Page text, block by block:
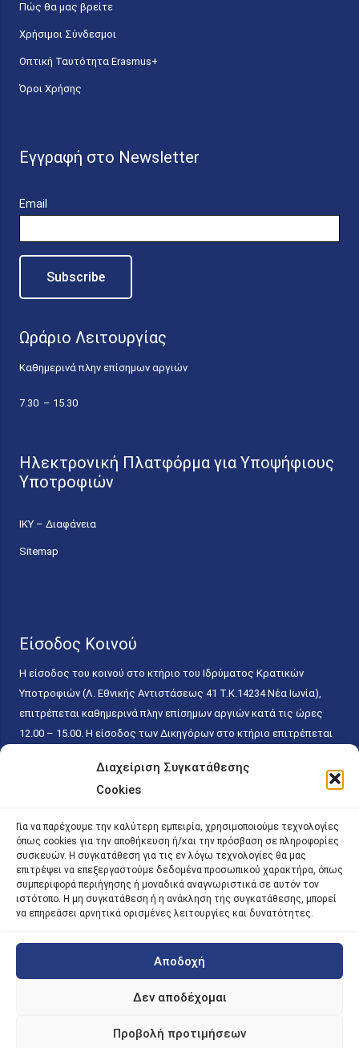
Διαχείριση Συγκατάθεσης
Cookies
Για να παρέχουμε την καλύτερη εμπειρία, χρησιμοποιούμε τεχνολογίες
όπως cookies για την αποθήκευση ή/και την πρόσβαση σε πληροφορίες
συσκευών. Η συγκατάθεση για τις εν λόγω τεχνολογίες θα μας
επιτρέψει να επεξεργαστούμε δεδομένα προσωπικού χαρακτήρα, όπως
συμπεριφορά περιήγησης ή μοναδικά αναγνωριστικά σε αυτόν τον
ιστότοπο. Η μη συγκατάθεση ή η ανάκληση της συγκατάθεσης, μπορεί
να επηρεάσει αρνητικά ορισμένες λειτουργίες και δυνατότητες.
Αποδοχή
Δεν αποδέχομαι
Προβολή προτιμήσεων
Πώς θα μας βρείτε
Χρήσιμοι Σύνδεσμοι
Οπτική Ταυτότητα Erasmus+
Όροι Χρήσης
Εγγραφή στο Newsletter
Email
Ωράριο Λειτουργίας
Καθημερινά πλην επίσημων αργιών
7.30 – 15.30
Ηλεκτρονική Πλατφόρμα για Υποψήφιους
Υποτροφιών
ΙΚΥ – Διαφάνεια
Sitemap
Είσοδος Κοινού
Η είσοδος του κοινού στο κτήριο του Ιδρύματος Κρατικών
Υποτροφιών (Λ. Εθνικής Αντιστάσεως 41 T.K.14234 Νέα Ιωνία),
επιτρέπεται καθημερινά πλην επίσημων αργιών κατά τις ώρες
12.00 – 15.00. Η είσοδος των Δικηγόρων στο κτήριο επιτρέπεται
κάθε εργάσιμη ημέρα και ώρα χωρίς κανέναν χρονικό ή άλλο
περιορισμό. Η είσοδος του κοινού ειδικά στο γραφείο του
15.00. Η εξυπηρέτηση του κοινού πραγματοποιείται βάσει των
παγίων ισχυουσών διατάξεων. Για την αποφυγή συνωστισμού
εντός του εσωτερικού χώρου εξυπηρέτησης και αναμονής του
κοινού, η εξυπηρέτησή του δύναται να πραγματοποιείται κατόπιν
προγραμματισμένου ραντεβού.
| iky.gr | All Rights Reserved
Designed and Developed by ACM Digital